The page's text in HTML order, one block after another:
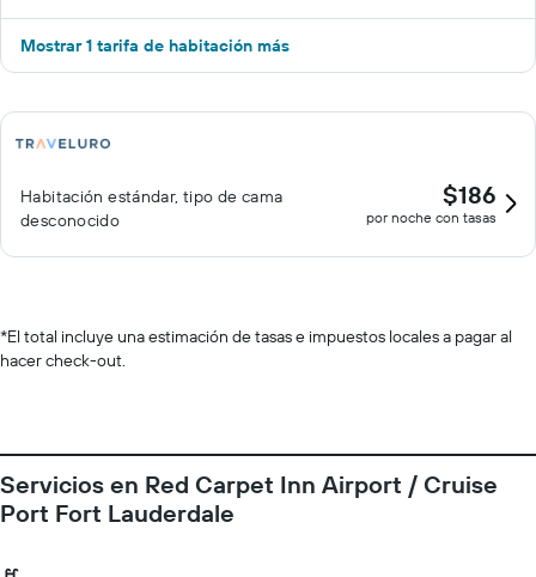
Mostrar 1 tarifa de habitación más
Habitación estándar, tipo de cama
desconocido
$186
por noche con tasas
*El total incluye una estimación de tasas e impuestos locales a pagar al
hacer check-out.
Servicios en Red Carpet Inn Airport / Cruise
Port Fort Lauderdale